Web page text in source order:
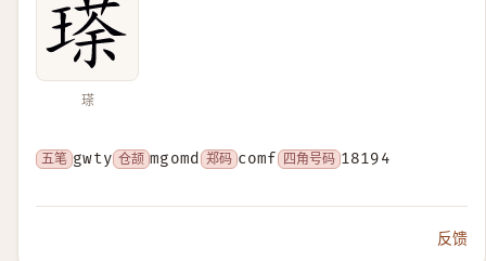
瑹
五笔 gwty 仓颉 mgomd 郑码 comf 四角号码 18194
反馈